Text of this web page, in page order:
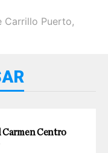
Carrillo Puerto,
Carmen Centro